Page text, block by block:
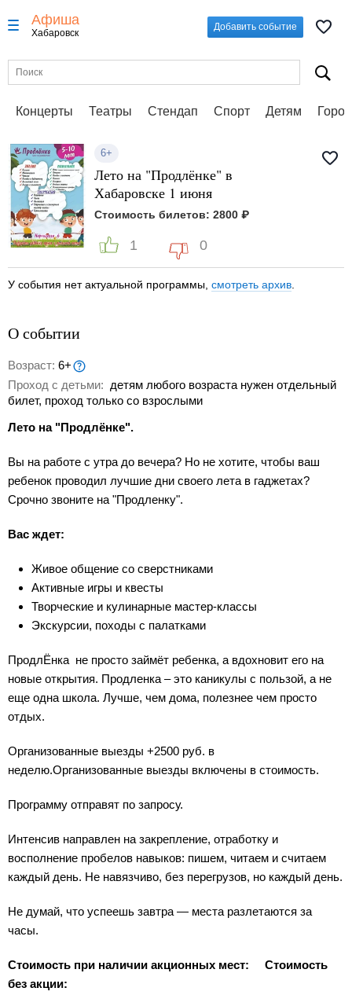
Афиша
Хабаровск
Добавить событие
Концерты Театры Стендап Спорт Детям
6+
Лето на "Продлёнке" в
Хабаровске 1 июня
Стоимость билетов: 2800 ₽
1 0
У события нет актуальной программы, смотреть архив
О событии
Возраст: 6+
Проход с детьми: детям любого возраста нужен отдельный
билет, проход только со взрослыми
Лето на "Продлёнке".
Вы на работе с утра до вечера? Но не хотите, чтобы ваш
ребенок проводил лучшие дни своего лета в гаджетах?
Срочно звоните на "Продленку".
Вас ждет:
Живое общение со сверстниками
Активные игры и квесты
Творческие и кулинарные мастер-классы
Экскурсии, походы с палатками
ПродлЁнка не просто займёт ребенка, а вдохновит его на
новые открытия. Продленка – это каникулы с пользой, а не
еще одна школа. Лучше, чем дома, полезнее чем просто
отдых.
Организованные выезды +2500 руб. в
неделю.Организованные выезды включены в стоимость.
Программу отправят по запросу.
Интенсив направлен на закрепление, отработку и
восполнение пробелов навыков: пишем, читаем и считаем
каждый день. Не навязчиво, без перегрузов, но каждый день.
Не думай, что успеешь завтра — места разлетаются за
часы.
Стоимость при наличии акционных мест:
Стоимость
без акции: